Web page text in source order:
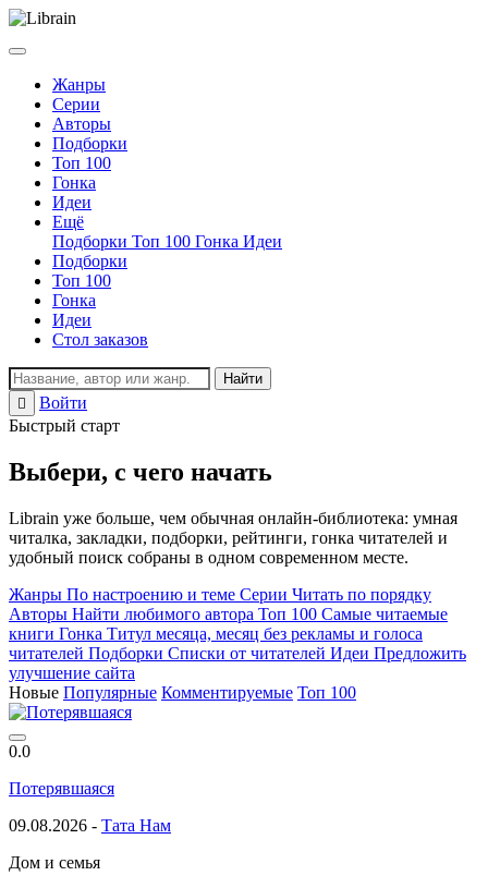
Жанры
Серии
Авторы
Подборки
Топ 100
Гонка
Идеи
Ещё
Подборки Топ 100 Гонка Идеи
Подборки
Топ 100
Гонка
Идеи
Стол заказов
Найти
Войти
Быстрый старт
Выбери, с чего начать
Librain уже больше, чем обычная онлайн-библиотека: умная
читалка, закладки, подборки, рейтинги, гонка читателей и
удобный поиск собраны в одном современном месте.
Жанры По настроению и теме Серии Читать по порядку
Авторы Найти любимого автора Топ 100 Самые читаемые
книги Гонка Титул месяца, месяц без рекламы и голоса
читателей Подборки Списки от читателей Идеи Предложить
улучшение сайта
Новые Популярные Комментируемые Топ 100
0.0
Потерявшаяся
09.08.2026 - Тата Нам
Дом и семья